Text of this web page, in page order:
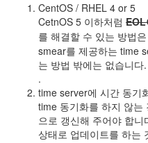
CentOS / RHEL 4 or 5
CetnOS 5 이하처럼 EOL
를 해결할 수 있는 방법은
smear를 제공하는 time
는 방법 밖에는 없습니다.
.
time server에 시간 동기
time 동기화를 하지 않는
으로 갱신해 주어야 합니
상태로 업데이트를 하는
Find!
Categories